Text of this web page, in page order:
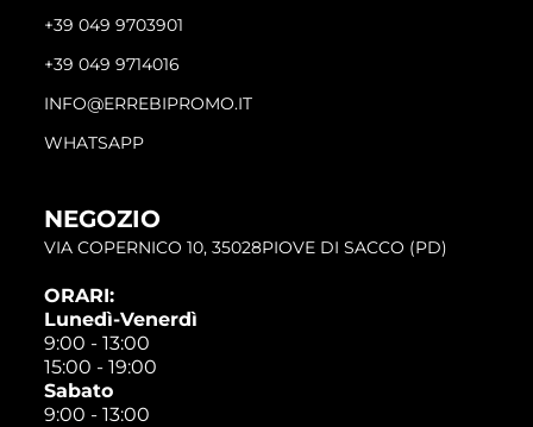
+39 049 9703901
+39 049 9714016
INFO@ERREBIPROMO.IT
WHATSAPP
NEGOZIO
VIA COPERNICO 10, 35028PIOVE DI SACCO (PD)
ORARI:
Lunedì-Venerdì
9:00 - 13:00
15:00 - 19:00
Sabato
9:00 - 13:00